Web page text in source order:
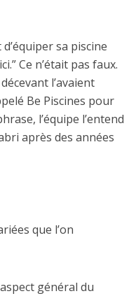
sa piscine
Ce n’était pas faux.
l’avaient
Be Piscines pour
l’équipe l’entend
après des années
que l’on
général du